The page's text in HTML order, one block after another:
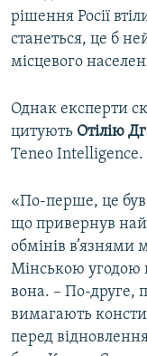
рішення Росії
станеться, це б
місцевого
Однак експерти
цитують Отілію
Teneo Intelligence.
«По-перше, це
що привернув
обмінів в’язнями
Мінською угодою
вона. – По-друге,
вимагають
перед